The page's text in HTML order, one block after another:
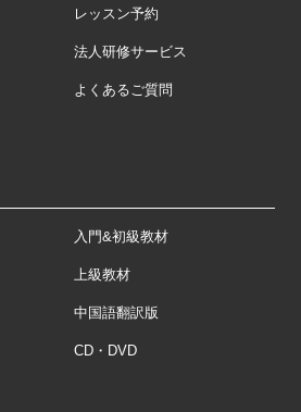
レッスン予約
法人研修サービス
よくあるご質問
入門&初級教材
上級教材
中国語翻訳版
CD・DVD